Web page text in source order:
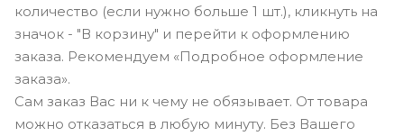
количество (если нужно больше 1 шт.), кликнуть на
значок - "В корзину" и перейти к оформлению
заказа. Рекомендуем «Подробное оформление
заказа».
Сам заказ Вас ни к чему не обязывает. От товара
можно отказаться в любую минуту. Без Вашего